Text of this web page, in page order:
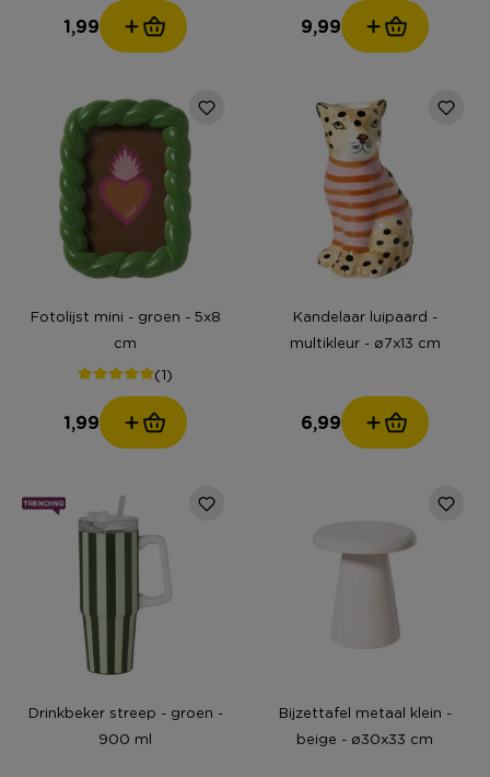
1,99 9,99
Fotolijst mini - groen - 5x8
cm
(1)
1,99
Kandelaar luipaard -
multikleur - ø7x13 cm
6,99
Drinkbeker streep - groen -
900 ml
Bijzettafel metaal klein -
beige - ø30x33 cm